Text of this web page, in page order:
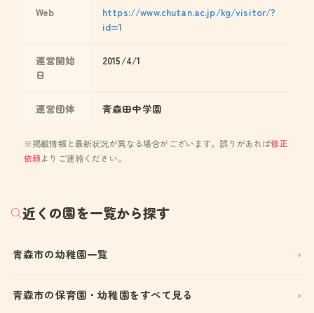
Web
https://www.chutan.ac.jp/kg/visitor/?
id=1
運営開始
日
2015/4/1
運営団体 青森田中学園
※掲載情報と最新状況が異なる場合がございます。誤りがあれば修正
依頼よりご連絡ください。
近くの園を一覧から探す
青森市の幼稚園一覧
青森市の保育園・幼稚園をすべて見る